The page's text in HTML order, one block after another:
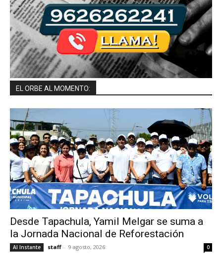
EL ORBE AL MOMENTO:
Desde Tapachula, Yamil Melgar se suma a
la Jornada Nacional de Reforestación
Al Instante staff - 9 agosto, 2026 0